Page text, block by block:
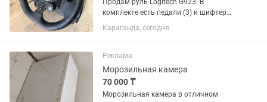
Продам руль Logitech G923. В
комплекте есть педали (3) и шифтер
(насчет шифтера не уверен работает
ли. Подключил в ЕТС, комп не увидел, я
Караганда, сегодня
Реклама
Морозильная камера
70 000 ₸
Морозильная камера в отличном